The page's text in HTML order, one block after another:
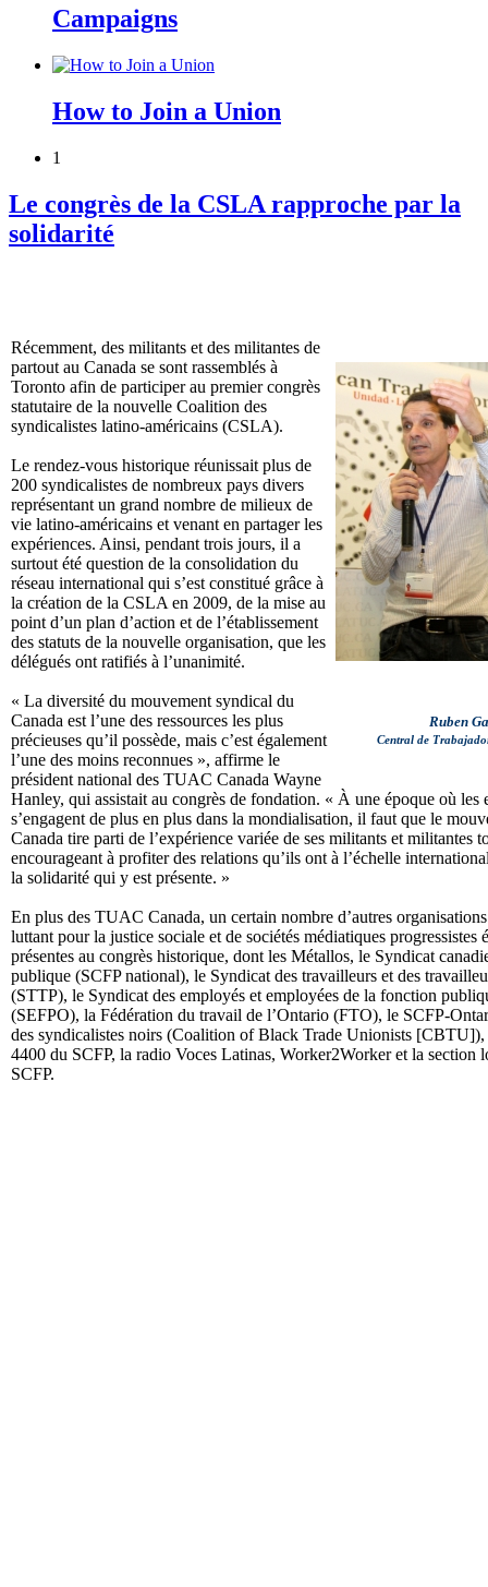
Campaigns
How to Join a Union
1
Le congrès de la CSLA rapproche par la
solidarité
Ruben
Central de
Récemment, des militants et des militantes de
partout au Canada se sont rassemblés à
Toronto afin de participer au premier congrès
statutaire de la nouvelle Coalition des
syndicalistes latino-américains (CSLA).
Le rendez-vous historique réunissait plus de
200 syndicalistes de nombreux pays divers
représentant un grand nombre de milieux de
vie latino-américains et venant en partager les
expériences. Ainsi, pendant trois jours, il a
surtout été question de la consolidation du
réseau international qui s’est constitué grâce à
la création de la CSLA en 2009, de la mise au
point d’un plan d’action et de l’établissement
des statuts de la nouvelle organisation, que les
délégués ont ratifiés à l’unanimité.
« La diversité du mouvement syndical du
Canada est l’une des ressources les plus
précieuses qu’il possède, mais c’est également
l’une des moins reconnues », affirme le
président national des TUAC Canada Wayne
Hanley, qui assistait au congrès de fondation. « À une époque où les
s’engagent de plus en plus dans la mondialisation, il faut que le
Canada tire parti de l’expérience variée de ses militants et militantes
encourageant à profiter des relations qu’ils ont à l’échelle
la solidarité qui y est présente. »
En plus des TUAC Canada, un certain nombre d’autres
luttant pour la justice sociale et de sociétés médiatiques progressistes
présentes au congrès historique, dont les Métallos, le Syndicat
publique (SCFP national), le Syndicat des travailleurs et des
(STTP), le Syndicat des employés et employées de la fonction
(SEFPO), la Fédération du travail de l’Ontario (FTO), le SCFP-
des syndicalistes noirs (Coalition of Black Trade Unionists [CBTU]),
4400 du SCFP, la radio Voces Latinas, Worker2Worker et la section
SCFP.